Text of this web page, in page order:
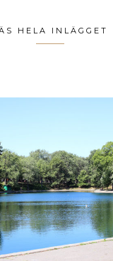
HELA INLÄGGET